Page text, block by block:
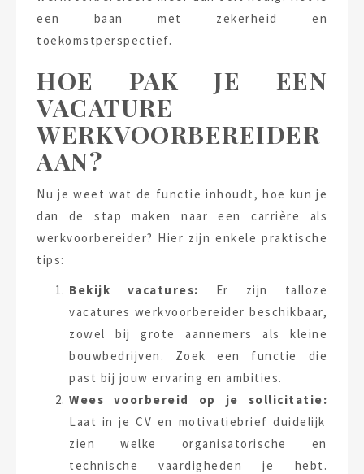
een baan met zekerheid en
toekomstperspectief.
HOE PAK JE EEN
VACATURE
WERKVOORBEREIDER
AAN?
Nu je weet wat de functie inhoudt, hoe kun je
dan de stap maken naar een carrière als
werkvoorbereider? Hier zijn enkele praktische
tips:
Bekijk vacatures: Er zijn talloze
vacatures werkvoorbereider beschikbaar,
zowel bij grote aannemers als kleine
bouwbedrijven. Zoek een functie die
past bij jouw ervaring en ambities.
Wees voorbereid op je sollicitatie:
Laat in je CV en motivatiebrief duidelijk
zien welke organisatorische en
technische vaardigheden je hebt.